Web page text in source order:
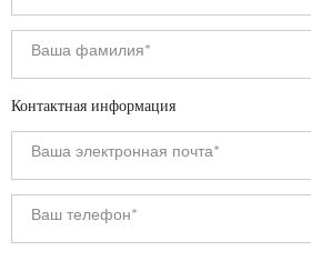
Контактная информация